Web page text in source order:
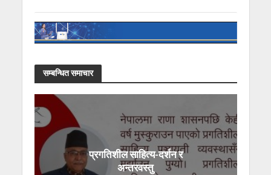
सम्बन्धित समाचार
प्रगतिशील साहित्य-दर्शन र
अन्तरवस्तु